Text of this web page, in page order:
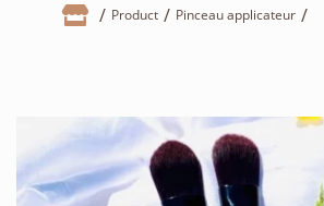
 Product Pinceau applicateur